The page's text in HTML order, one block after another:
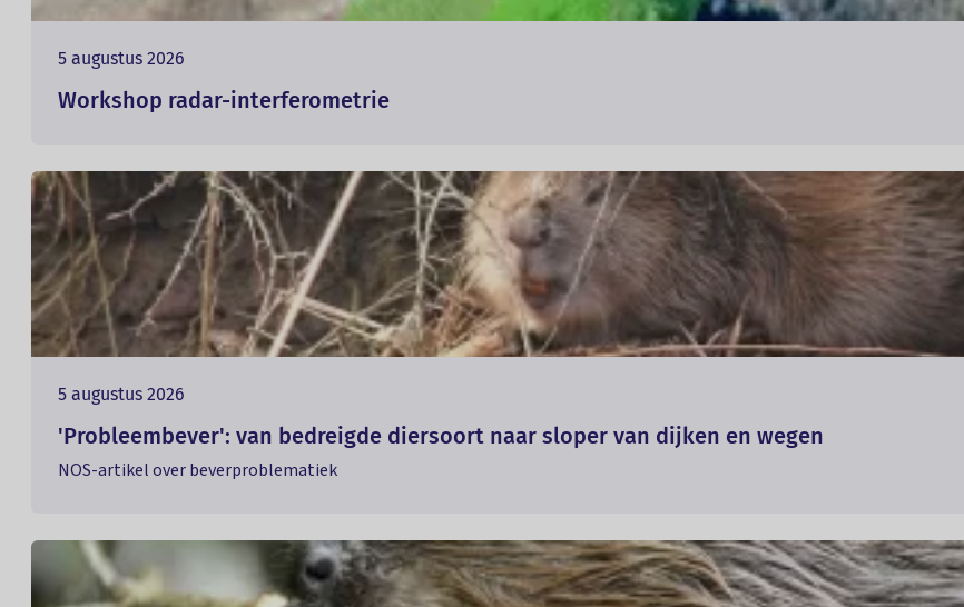
5 augustus 2026
Workshop radar-interferometrie
5 augustus 2026
'Probleembever': van bedreigde diersoort naar sloper van dijken en wegen
NOS-artikel over beverproblematiek